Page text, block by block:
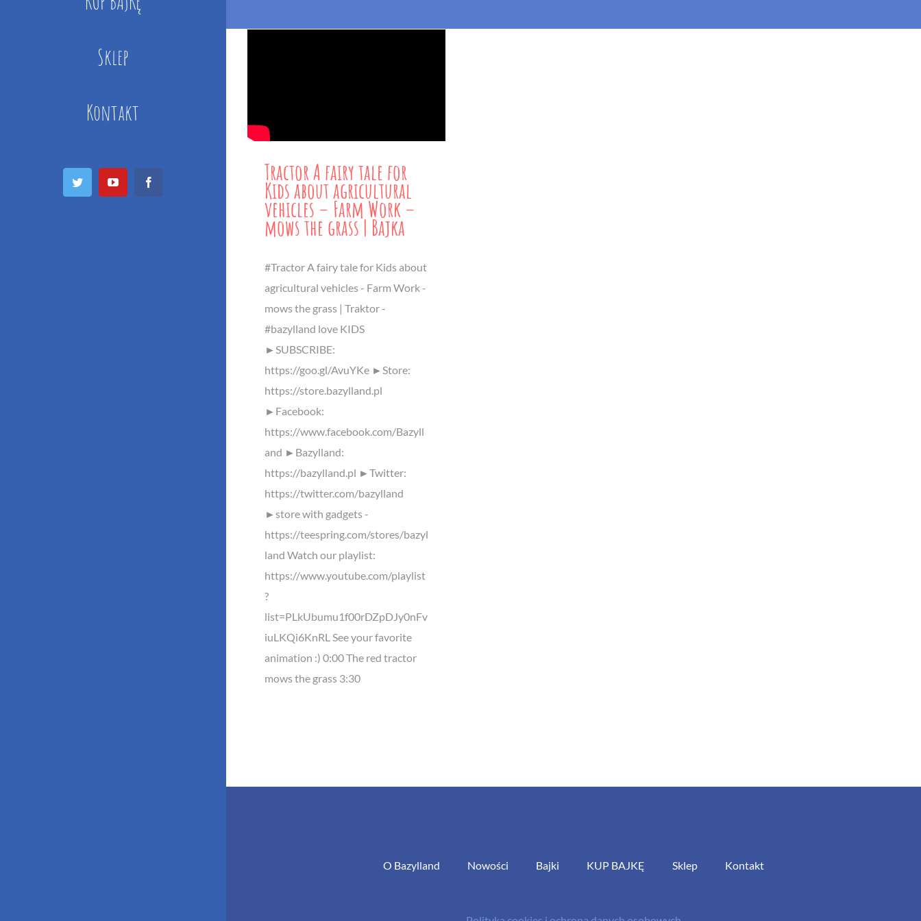
Sklep
Kontakt
Twitter YouTube Tractor A fairy tale for
Kids about agricultural
vehicles – Farm Work –
mows the grass | Bajka
#Tractor A fairy tale for Kids about
agricultural vehicles - Farm Work -
mows the grass | Traktor -
#bazylland love KIDS
►SUBSCRIBE:
https://goo.gl/AvuYKe ►Store:
https://store.bazylland.pl
►Facebook:
https://www.facebook.com/Bazyll
and ►Bazylland:
https://bazylland.pl ►Twitter:
https://twitter.com/bazylland
►store with gadgets -
https://teespring.com/stores/bazyl
land Watch our playlist:
https://www.youtube.com/playlist
?
list=PLkUbumu1f00rDZpDJy0nFv
iuLKQi6KnRL See your favorite
animation :) 0:00 The red tractor
mows the grass 3:30
O Bazylland Nowości Bajki KUP BAJKĘ Sklep Kontakt